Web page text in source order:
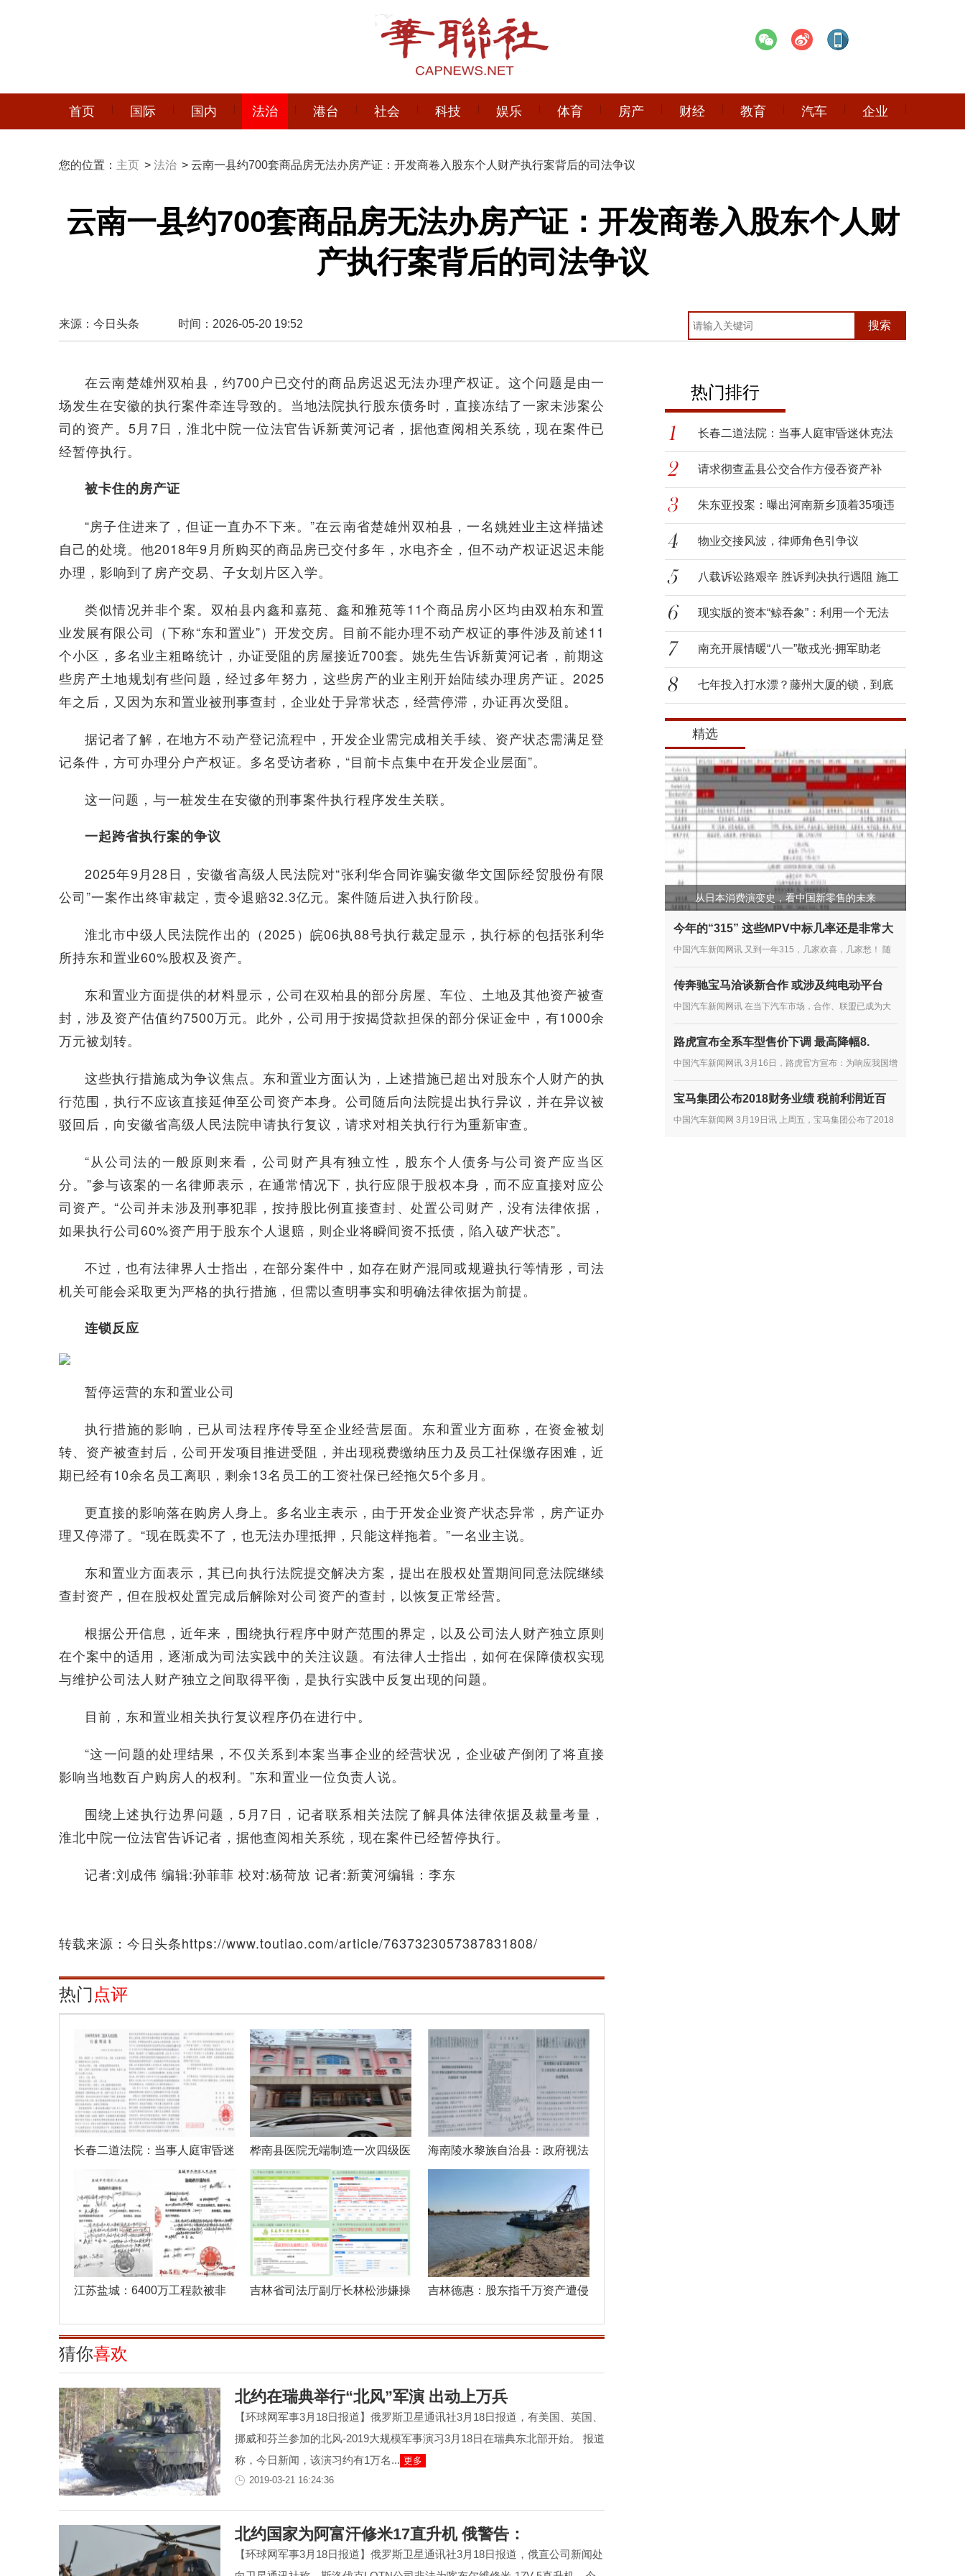
首页 国际 国内 法治 港台 社会 科技 娱乐 体育 房产 财经 教育 汽车 企业
您的位置： 主页 > 法治 > 云南一县约700套商品房无法办房产证：开发商卷入股东个人财产执行案背后的司法争议
云南一县约700套商品房无法办房产证：开发商卷入股东个人财
产执行案背后的司法争议
来源：今日头条 时间：2026-05-20 19:52 搜索
在云南楚雄州双柏县，约700户已交付的商品房迟迟无法办理产权证。这个问题是由一
场发生在安徽的执行案件牵连导致的。当地法院执行股东债务时，直接冻结了一家未涉案公
司的资产。5月7日，淮北中院一位法官告诉新黄河记者，据他查阅相关系统，现在案件已
经暂停执行。
被卡住的房产证
“房子住进来了，但证一直办不下来。”在云南省楚雄州双柏县，一名姚姓业主这样描述
自己的处境。他2018年9月所购买的商品房已交付多年，水电齐全，但不动产权证迟迟未能
办理，影响到了房产交易、子女划片区入学。
类似情况并非个案。双柏县内鑫和嘉苑、鑫和雅苑等11个商品房小区均由双柏东和置
业发展有限公司（下称“东和置业”）开发交房。目前不能办理不动产权证的事件涉及前述11
个小区，多名业主粗略统计，办证受阻的房屋接近700套。姚先生告诉新黄河记者，前期这
些房产土地规划有些问题，经过多年努力，这些房产的业主刚开始陆续办理房产证。2025
年之后，又因为东和置业被刑事查封，企业处于异常状态，经营停滞，办证再次受阻。
据记者了解，在地方不动产登记流程中，开发企业需完成相关手续、资产状态需满足登
记条件，方可办理分户产权证。多名受访者称，“目前卡点集中在开发企业层面”。
这一问题，与一桩发生在安徽的刑事案件执行程序发生关联。
一起跨省执行案的争议
2025年9月28日，安徽省高级人民法院对“张利华合同诈骗安徽华文国际经贸股份有限
公司”一案作出终审裁定，责令退赔32.3亿元。案件随后进入执行阶段。
淮北市中级人民法院作出的（2025）皖06执88号执行裁定显示，执行标的包括张利华
所持东和置业60%股权及资产。
东和置业方面提供的材料显示，公司在双柏县的部分房屋、车位、土地及其他资产被查
封，涉及资产估值约7500万元。此外，公司用于按揭贷款担保的部分保证金中，有1000余
万元被划转。
这些执行措施成为争议焦点。东和置业方面认为，上述措施已超出对股东个人财产的执
行范围，执行不应该直接延伸至公司资产本身。公司随后向法院提出执行异议，并在异议被
驳回后，向安徽省高级人民法院申请执行复议，请求对相关执行行为重新审查。
“从公司法的一般原则来看，公司财产具有独立性，股东个人债务与公司资产应当区
分。”参与该案的一名律师表示，在通常情况下，执行应限于股权本身，而不应直接对应公
司资产。“公司并未涉及刑事犯罪，按持股比例直接查封、处置公司财产，没有法律依据，
如果执行公司60%资产用于股东个人退赔，则企业将瞬间资不抵债，陷入破产状态”。
不过，也有法律界人士指出，在部分案件中，如存在财产混同或规避执行等情形，司法
机关可能会采取更为严格的执行措施，但需以查明事实和明确法律依据为前提。
连锁反应
暂停运营的东和置业公司
执行措施的影响，已从司法程序传导至企业经营层面。东和置业方面称，在资金被划
转、资产被查封后，公司开发项目推进受阻，并出现税费缴纳压力及员工社保缴存困难，近
期已经有10余名员工离职，剩余13名员工的工资社保已经拖欠5个多月。
更直接的影响落在购房人身上。多名业主表示，由于开发企业资产状态异常，房产证办
理又停滞了。“现在既卖不了，也无法办理抵押，只能这样拖着。”一名业主说。
东和置业方面表示，其已向执行法院提交解决方案，提出在股权处置期间同意法院继续
查封资产，但在股权处置完成后解除对公司资产的查封，以恢复正常经营。
根据公开信息，近年来，围绕执行程序中财产范围的界定，以及公司法人财产独立原则
在个案中的适用，逐渐成为司法实践中的关注议题。有法律人士指出，如何在保障债权实现
与维护公司法人财产独立之间取得平衡，是执行实践中反复出现的问题。
目前，东和置业相关执行复议程序仍在进行中。
“这一问题的处理结果，不仅关系到本案当事企业的经营状况，企业破产倒闭了将直接
影响当地数百户购房人的权利。”东和置业一位负责人说。
围绕上述执行边界问题，5月7日，记者联系相关法院了解具体法律依据及裁量考量，
淮北中院一位法官告诉记者，据他查阅相关系统，现在案件已经暂停执行。
记者:刘成伟 编辑:孙菲菲 校对:杨荷放 记者:新黄河编辑：李东
转载来源：今日头条https://www.toutiao.com/article/7637323057387831808/
热门 点评
长春二道法院：当事人庭审昏迷
休克法官
桦南县医院无端制造一次四级医
疗事故彻
海南陵水黎族自治县：政府视法
江苏盐城：6400万工程款被非 吉林省司法厅副厅长林松涉嫌操 吉林德惠：股东指千万资产遭侵
猜你喜欢
北约在瑞典举行“北风”军演 出动上万兵
【环球网军事3月18日报道】俄罗斯卫星通讯社3月18日报道，有美国、英国、
挪威和芬兰参加的北风-2019大规模军事演习3月18日在瑞典东北部开始。 报道
称，今日新闻，该演习约有1万名... 更多
2019-03-21 16:24:36
北约国家为阿富汗修米17直升机 俄警告：
【环球网军事3月18日报道】俄罗斯卫星通讯社3月18日报道，俄直公司新闻处
热门排行
长春二道法院：当事人庭审昏迷休克法
官
请求彻查盂县公交合作方侵吞资产补
贴，
朱东亚投案：曝出河南新乡顶着35项违
法
物业交接风波，律师角色引争议
八载诉讼路艰辛 胜诉判决执行遇阻 施工
现实版的资本“鲸吞象”：利用一个无法
南充开展情暖“八一”敬戎光·拥军助老
七年投入打水漂？藤州大厦的锁，到底
该
精选
从日本消费演变史，看中国新零售的未来
今年的“315” 这些MPV中标几率还是非常大
中国汽车新闻网讯 又到一年315，几家欢喜，几家愁！ 随
全国消协组织受理汽车产品投诉情况分析》。 按分析报告
显示，2018年全国...
传奔驰宝马洽谈新合作 或涉及纯电动平台
中国汽车新闻网讯 在当下汽车市场，合作、联盟已成为大
年前，雷诺、日产、三菱就达成了联盟合作协议，大众向其
他车企...
路虎宣布全系车型售价下调 最高降幅8.
中国汽车新闻网讯 3月16日，路虎官方宣布：为响应我国增
费者，路虎提前下调在华销售的路虎品牌全系车型厂商建议
零售价...
宝马集团公布2018财务业绩 税前利润近百
中国汽车新闻网 3月19日讯 上周五，宝马集团公布了2018